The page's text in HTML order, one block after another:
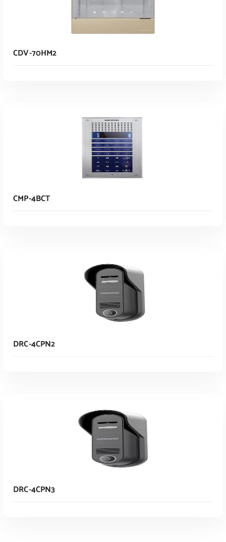
CDV-70HM2
CMP-4BCT
DRC-4CPN2
DRC-4CPN3